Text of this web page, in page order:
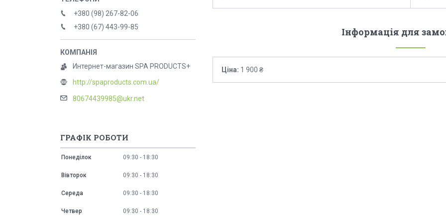
Інформація для
Ціна: 1 900 ₴
+380 (98) 267-82-06
+380 (67) 443-99-85
Интернет-магазин SPA PRODUCTS+
http://spaproducts.com.ua/
80674439985@ukr.net
ГРАФІК РОБОТИ
Понеділок 09:30 18:30
Вівторок 09:30 18:30
Середа 09:30 18:30
Четвер 09:30 18:30